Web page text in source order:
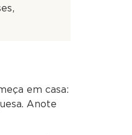
em casa:
Anote